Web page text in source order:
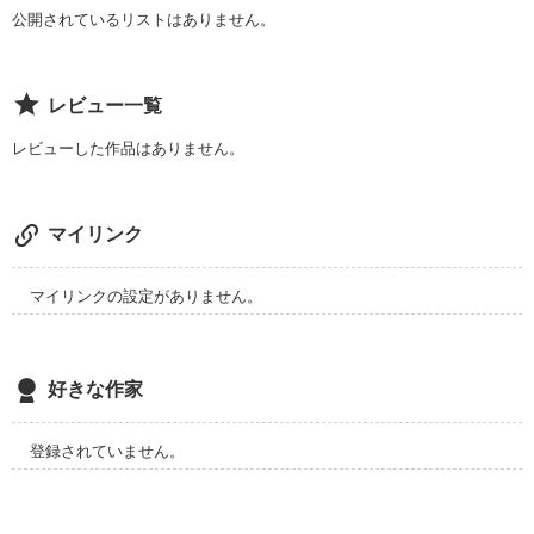
「オレは愛してる～!」
アイスのようにとろける
公開されているリストはありません。
レビュー一覧
レビューした作品はありません。
マイリンク
マイリンクの設定がありません。
好きな作家
登録されていません。